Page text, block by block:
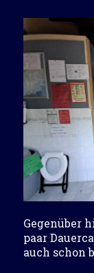
Gegenüber
paar
auch schon